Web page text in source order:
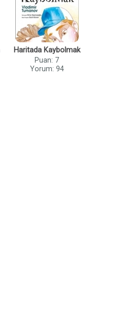
Haritada Kaybolmak
Puan: 7
Yorum: 94